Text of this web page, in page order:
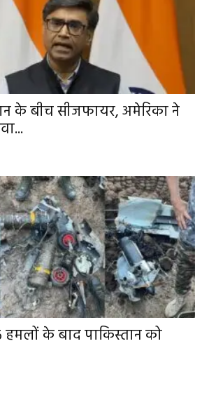
के बीच सीजफायर, अमेरिका ने
हमलों के बाद पाकिस्तान को